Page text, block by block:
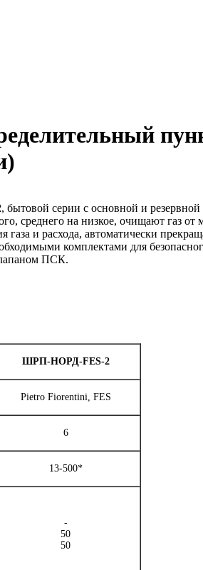
, бытовой серии с основной и
среднего на низкое, очищают газ
газа и расхода, автоматически
комплектами для
ПСК.
ШРП-НОРД-FES-2
Pietro Fiorentini, FES
6
13-500*
-
50
50